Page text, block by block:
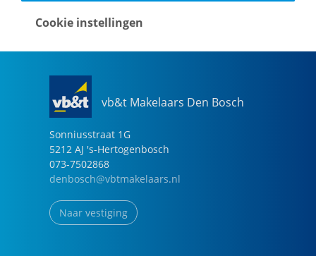
vb&t Makelaars Den Bosch
Sonniusstraat 1G
5212 AJ 's-Hertogenbosch
073-7502868
denbosch@vbtmakelaars.nl
Naar vestiging
Cookie instellingen